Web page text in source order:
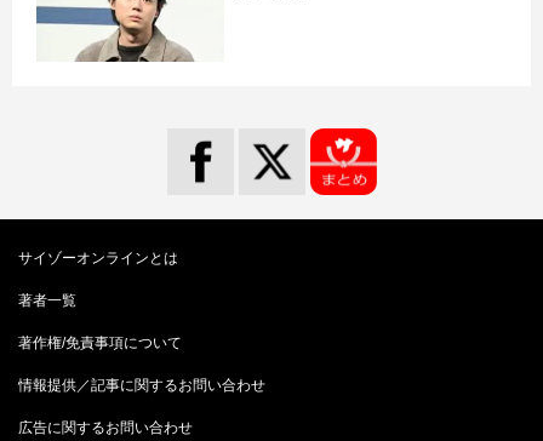
サイゾーオンラインとは
著者一覧
著作権/免責事項について
情報提供／記事に関するお問い合わせ
広告に関するお問い合わせ